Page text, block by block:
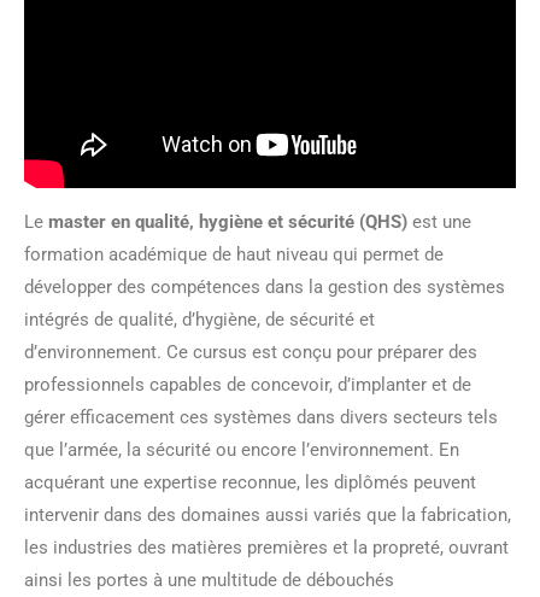
Le master en qualité, hygiène et sécurité (QHS) est une
formation académique de haut niveau qui permet de
développer des compétences dans la gestion des systèmes
intégrés de qualité, d’hygiène, de sécurité et
d’environnement. Ce cursus est conçu pour préparer des
professionnels capables de concevoir, d’implanter et de
gérer efficacement ces systèmes dans divers secteurs tels
que l’armée, la sécurité ou encore l’environnement. En
acquérant une expertise reconnue, les diplômés peuvent
intervenir dans des domaines aussi variés que la fabrication,
les industries des matières premières et la propreté, ouvrant
ainsi les portes à une multitude de débouchés